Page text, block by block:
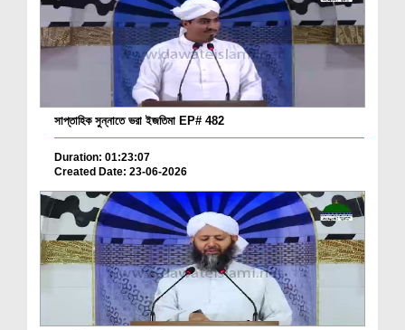
সাপ্তাহিক সুন্নাতে ভরা ইজতিমা EP# 482
Duration: 01:23:07
Created Date: 23-06-2026